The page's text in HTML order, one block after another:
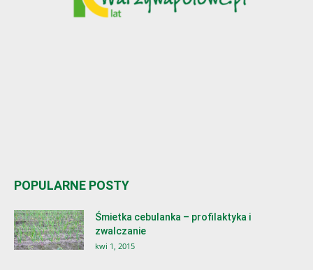
POPULARNE POSTY
Śmietka cebulanka – profilaktyka i
zwalczanie
kwi 1, 2015